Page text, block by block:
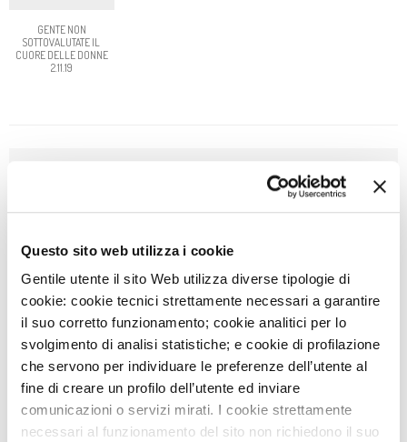
Questo sito web utilizza i cookie
Gentile utente il sito Web utilizza diverse tipologie di
cookie: cookie tecnici strettamente necessari a garantire
il suo corretto funzionamento; cookie analitici per lo
svolgimento di analisi statistiche; e cookie di profilazione
che servono per individuare le preferenze dell’utente al
fine di creare un profilo dell’utente ed inviare
comunicazioni o servizi mirati. I cookie strettamente
necessari al funzionamento del sito non richiedono il suo
GENTE NON
SOTTOVALUTATE IL
CUORE DELLE DONNE
2.11.19
3AGO
ITALIA
29 LUG
DIVENTA VOLONTARIO SOTTOVOCE: UN GESTO CHE
FA LA DIFFERENZA
AVVISO: CHIUSURA SERVIZI
8 LUG